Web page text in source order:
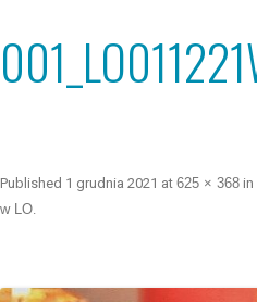
Published 1 grudnia 2021 at 625 × 368 in
w LO.